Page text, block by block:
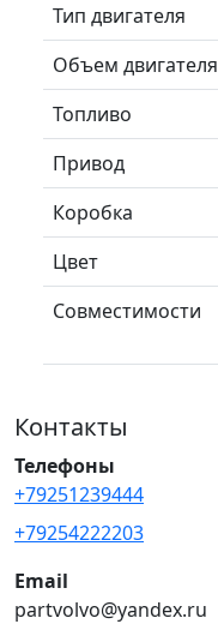
Тип двигателя
Объем двигателя
Топливо
Привод
Коробка
Цвет
Совместимости
Контакты
Телефоны
+79251239444
+79254222203
Email
partvolvo@yandex.ru